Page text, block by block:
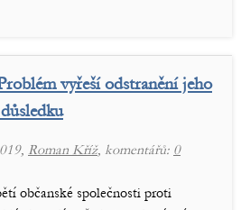
vyřeší odstranění jeho
Roman Kříž, komentářů: 0
občanské společnosti proti